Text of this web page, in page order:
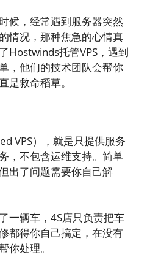
候，经常遇到服务器突然
情况，那种焦急的心情真
Hostwinds托管VPS，遇到
，他们的技术团队会帮你
是救命稻草。
VPS），就是只提供服务
，不包含运维支持。简单
出了问题需要你自己解
一辆车，4S店只负责把车
都得你自己搞定，在没有
你处理。